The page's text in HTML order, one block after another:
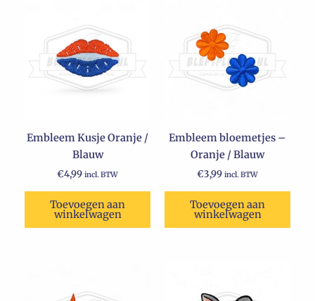
Embleem Kusje Oranje /
Blauw
€4,99 incl. BTW
Toevoegen aan
winkelwagen
Embleem bloemetjes –
Oranje / Blauw
€3,99 incl. BTW
Toevoegen aan
winkelwagen